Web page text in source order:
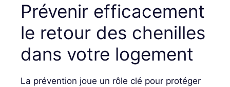
Prévenir efficacement
le retour des chenilles
dans votre logement
La prévention joue un rôle clé pour protéger